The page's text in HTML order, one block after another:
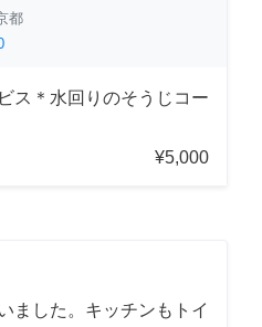
都
ス＊水回りのそうじコー
¥5,000
ました。キッチンもトイ